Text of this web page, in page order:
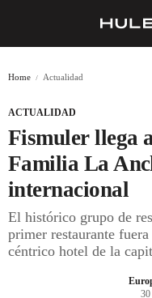
BARRAS Y ESTRELLAS
DÓNDE COMER
ÍDOLOS DE MESAS
CUADERNO DE VIAJE
Home Actualidad
ACTUALIDAD
Fismuler llega
Familia La
internacional
El histórico grupo de
primer restaurante
céntrico hotel de la
30